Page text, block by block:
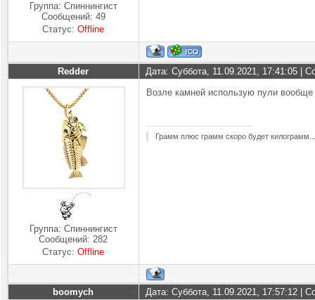
Группа: Спиннингист
Сообщений: 49
Статус:Offline
Redder Дата: Суббота, 11.09.2021, 17:41:05 |
Группа: Спиннингист
Сообщений:282
Статус:Offline
Возле камней использую пули вообще
Грамм плюс грамм скоро будет килограмм...
boomych Дата: Суббота, 11.09.2021, 17:57:12 |